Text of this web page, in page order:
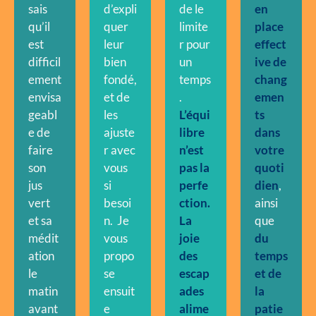
sais
qu’il
est
difficil
ement
envisa
geabl
e de
faire
son
jus
vert
et sa
médit
ation
le
matin
avant
d’expli
quer
leur
bien
fondé,
et de
les
ajuste
r avec
vous
si
besoi
n. Je
vous
propo
se
ensuit
e
de le
limite
r pour
un
temps
.
L’équi
libre
n’est
pas la
perfe
ction.
La
joie
des
escap
ades
alime
en
place
effect
ive de
chang
emen
ts
dans
votre
quoti
dien,
ainsi
que
du
temps
et de
la
patie